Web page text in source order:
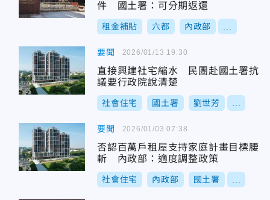
件 國土署：可分期返還
租金補貼 六都 內政部
要聞
直接興建社宅縮水 民團赴國土署抗
議要行政院說清楚
社會住宅 國土署 劉世芳
2026/01/13 19:30
要聞
否認百萬戶租屋支持家庭計畫目標腰
斬 內政部：適度調整政策
社會住宅 內政部 國土署
2026/01/03 07:38